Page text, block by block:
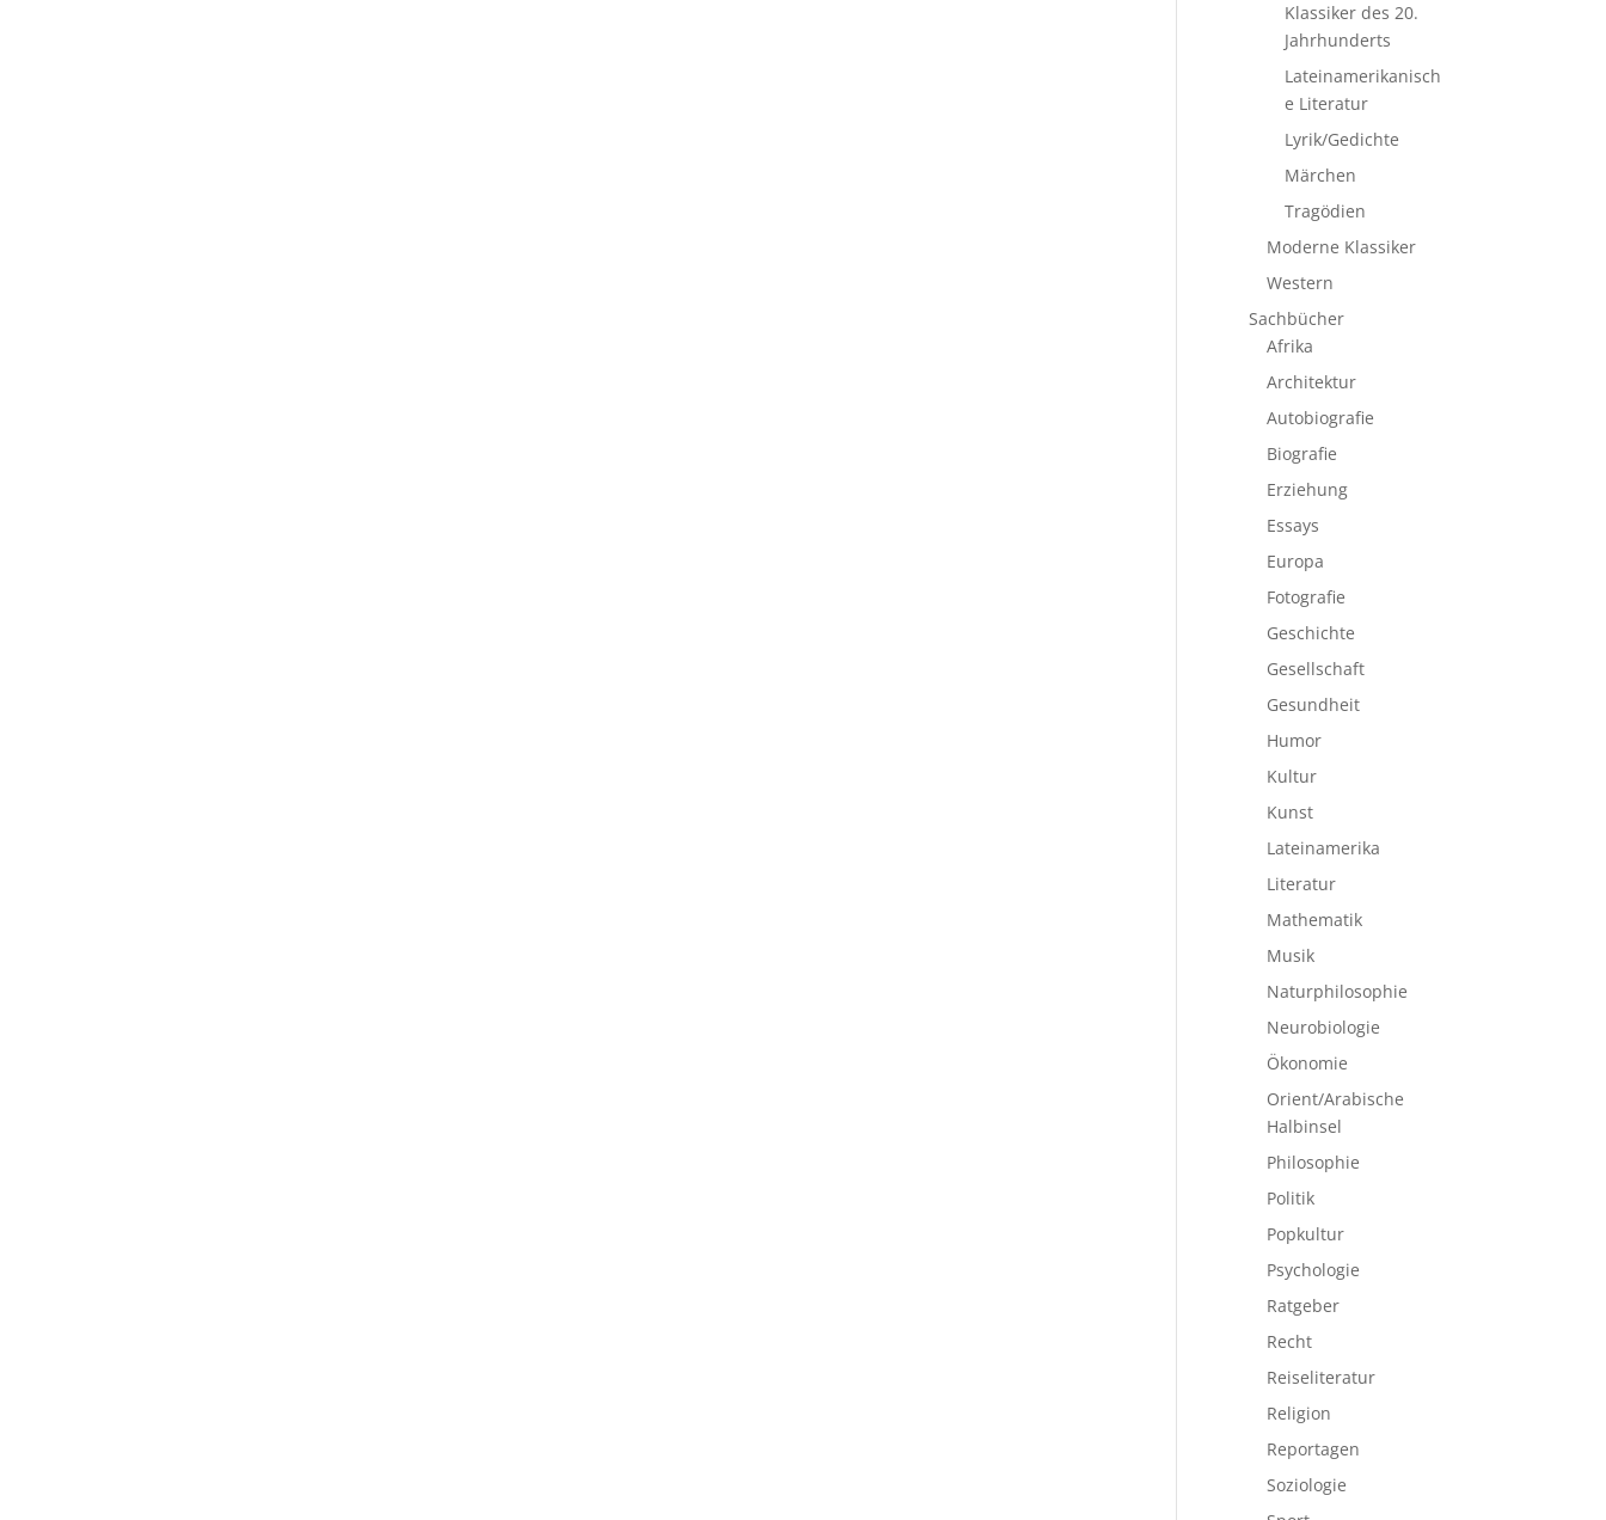
Klassiker des 20.
Jahrhunderts
Lateinamerikanisch
e Literatur
Lyrik/Gedichte
Märchen
Tragödien
Moderne Klassiker
Western
Sachbücher
Afrika
Architektur
Autobiografie
Biografie
Erziehung
Essays
Europa
Fotografie
Geschichte
Gesellschaft
Gesundheit
Humor
Kultur
Kunst
Lateinamerika
Literatur
Mathematik
Musik
Naturphilosophie
Neurobiologie
Ökonomie
Orient/Arabische
Halbinsel
Philosophie
Politik
Popkultur
Psychologie
Ratgeber
Recht
Reiseliteratur
Religion
Reportagen
Soziologie